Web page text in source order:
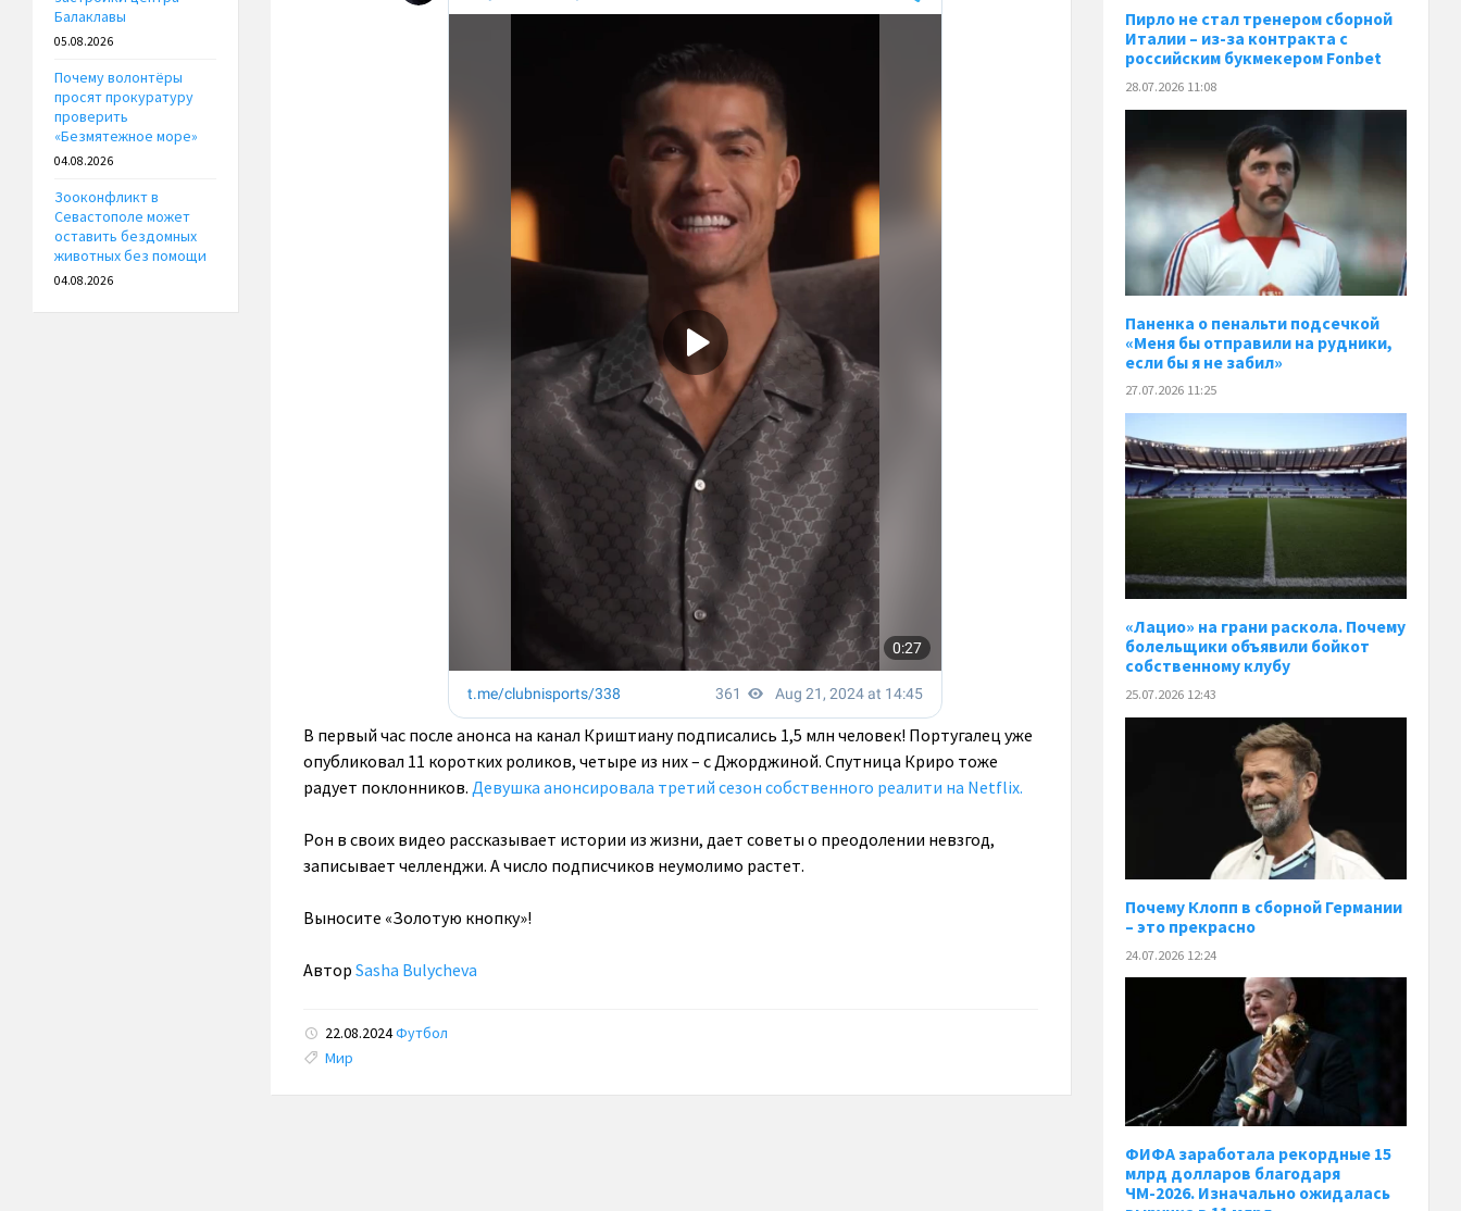
В первый час после анонса на канал Криштиану подписались 1,5 млн человек! Португалец уже
опубликовал 11 коротких роликов, четыре из них – с Джорджиной. Спутница Криро тоже
радует поклонников. Девушка анонсировала третий сезон собственного реалити на Netflix.
Рон в своих видео рассказывает истории из жизни, дает советы о преодолении невзгод,
записывает челленджи. А число подписчиков неумолимо растет.
Выносите «Золотую кнопку»!
Автор Sasha Bulycheva
22.08.2024Футбол
Tags:
Мир
Балаклавы
05.08.2026
Почему волонтёры
просят прокуратуру
проверить
«Безмятежное море»
04.08.2026
Зооконфликт в
Севастополе может
оставить бездомных
животных без помощи
04.08.2026
Пирло не стал тренером сборной
Италии – из-за контракта с
российским букмекером Fonbet
28.07.2026 11:08
Паненка o пенальти подсечкой
«Меня бы отправили на рудники,
если бы я не забил»
27.07.2026 11:25
«Лацио» на грани раскола. Почему
болельщики объявили бойкот
собственному клубу
25.07.2026 12:43
Почему Клопп в сборной Германии
– это прекрасно
24.07.2026 12:24
ФИФА заработала рекордные 15
млрд долларов благодаря
ЧМ-2026. Изначально ожидалась